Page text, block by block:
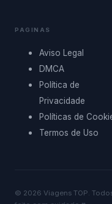
PAGINAS
Aviso Legal
DMCA
Política de
Privacidade
Políticas de
Termos de Uso
© 2026 Viagens TOP.